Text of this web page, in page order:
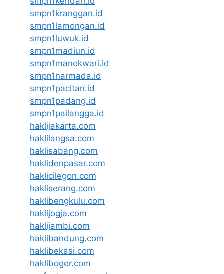
smpn1kranggan.id
smpn1lamongan.id
smpn1luwuk.id
smpn1madiun.id
smpn1manokwari.id
smpn1narmada.id
smpn1pacitan.id
smpn1padang.id
smpn1pailangga.id
haklijakarta.com
haklilangsa.com
haklisabang.com
haklidenpasar.com
haklicilegon.com
hakliserang.com
haklibengkulu.com
haklijogja.com
haklijambi.com
haklibandung.com
haklibekasi.com
haklibogor.com